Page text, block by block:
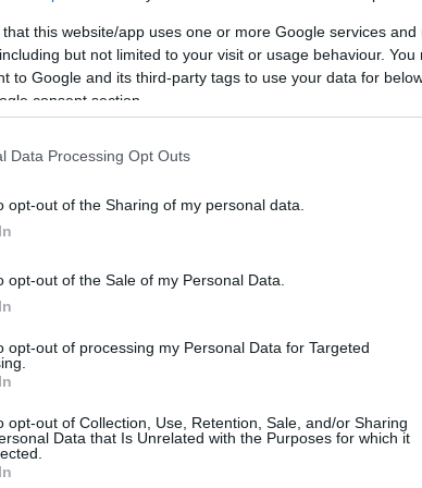
that this website/app uses one or more Google services
but not limited to your visit or usage behaviour.
to Google and its third-party tags to use your data for
consent section.
Data Processing Opt Outs
opt-out of the Sharing of my personal data.
opt-out of the Sale of my Personal Data.
opt-out of processing my Personal Data for Targeted
opt-out of Collection, Use, Retention, Sale, and/or Sharing
Data that Is Unrelated with the Purposes for which it
nazionalità chiedevano una secessione per
A causa di quell’errore, il
Ferrovie dello
a Gyulafehérvár (Alba Iulia) nella
la loro richiesta di secessione
delle comunità rumene concessero
Transilvania.
di Alba Iulia.
a Gyulafehérvár, naturalmente Nessuno si
a Kolozsvár (Cluj Napoca) poche settimane
voluto rimanere in Ungheria.
Romania
Romania I rumeni credono che il 1°
e crearono la Grande Romania (anche la